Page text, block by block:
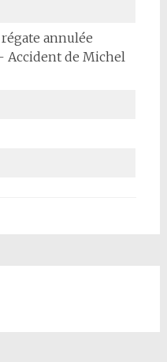
annulée
Accident de Michel